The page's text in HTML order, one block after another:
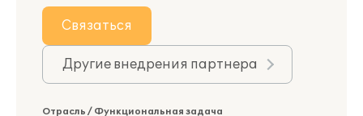
Связаться
Другие внедрения партнера
Отрасль / Функциональная задача